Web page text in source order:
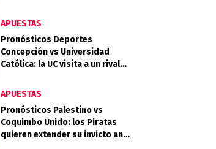
APUESTAS
Pronósticos Deportes
Concepción vs Universidad
Católica: la UC visita a un rival
APUESTAS
Pronósticos Palestino vs
Coquimbo Unido: los Piratas
quieren extender su invicto ante